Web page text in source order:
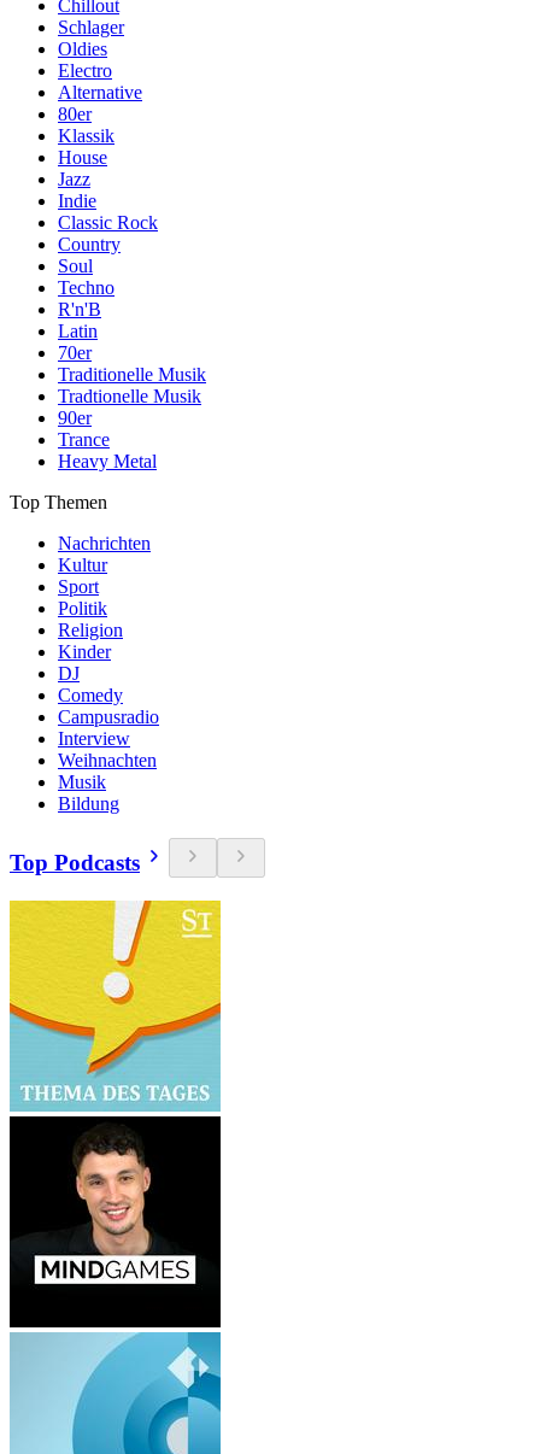
Chillout
Schlager
Oldies
Electro
Alternative
80er
Klassik
House
Jazz
Indie
Classic Rock
Country
Soul
Techno
R'n'B
Latin
70er
Traditionelle Musik
Tradtionelle Musik
90er
Trance
Heavy Metal
Top Themen
Nachrichten
Kultur
Sport
Politik
Religion
Kinder
DJ
Comedy
Campusradio
Interview
Weihnachten
Musik
Bildung
Top Podcasts